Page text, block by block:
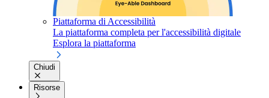
Piattaforma di Accessibilità
La piattaforma completa per l'accessibilità digitale
Esplora la piattaforma
Chiudi
Risorse